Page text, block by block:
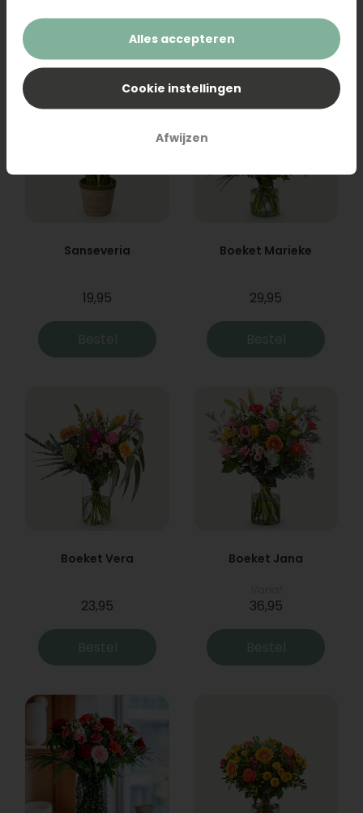
Sanseveria
19,95
Bestel
Boeket Marieke
29,95
Bestel
Boeket Vera
23,95
Bestel
Boeket Jana
36,95
Bestel
Alles accepteren
Cookie instellingen
Afwijzen